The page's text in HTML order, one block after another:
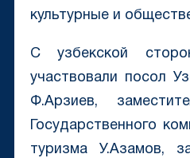
культурные и
С узбекской
участвовали посол
Ф.Арзиев,
Государственного
туризма У.Азамов,